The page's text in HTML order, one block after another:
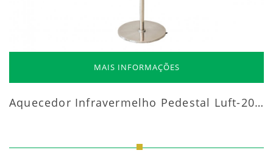
MAIS INFORMAÇÕES
Aquecedor Infravermelho Pedestal Luft-20000